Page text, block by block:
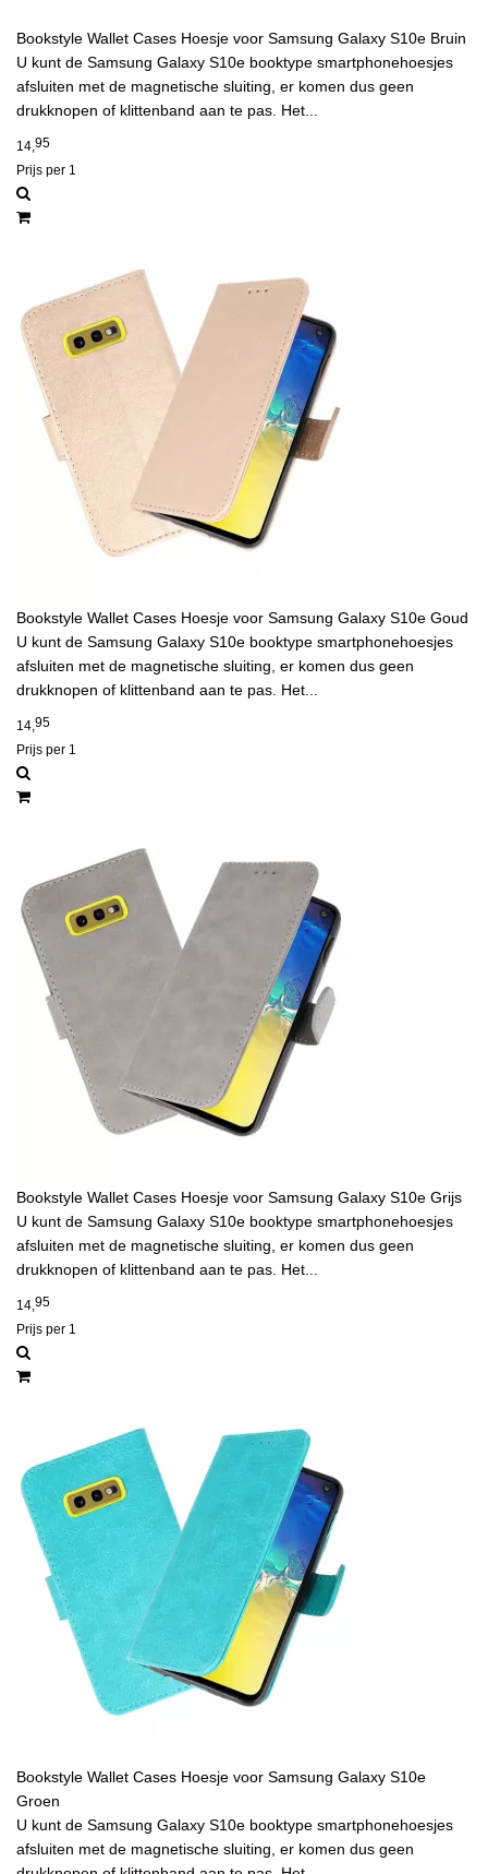
Bookstyle Wallet Cases Hoesje voor Samsung Galaxy S10e Bruin
U kunt de Samsung Galaxy S10e booktype smartphonehoesjes
afsluiten met de magnetische sluiting, er komen dus geen
drukknopen of klittenband aan te pas. Het...
14,95
Prijs per 1
Bookstyle Wallet Cases Hoesje voor Samsung Galaxy S10e Goud
U kunt de Samsung Galaxy S10e booktype smartphonehoesjes
afsluiten met de magnetische sluiting, er komen dus geen
drukknopen of klittenband aan te pas. Het...
14,95
Prijs per 1
Bookstyle Wallet Cases Hoesje voor Samsung Galaxy S10e Grijs
U kunt de Samsung Galaxy S10e booktype smartphonehoesjes
afsluiten met de magnetische sluiting, er komen dus geen
drukknopen of klittenband aan te pas. Het...
14,95
Prijs per 1
Bookstyle Wallet Cases Hoesje voor Samsung Galaxy S10e
Groen
U kunt de Samsung Galaxy S10e booktype smartphonehoesjes
afsluiten met de magnetische sluiting, er komen dus geen